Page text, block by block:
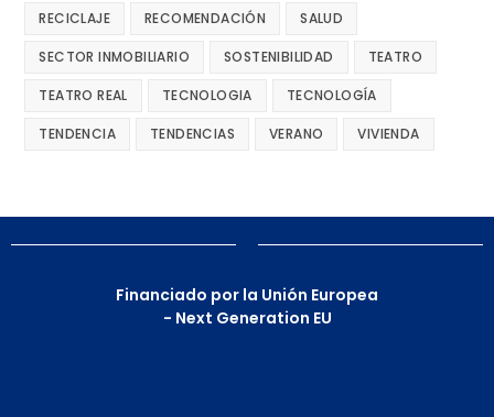
RECICLAJE RECOMENDACIÓN SALUD
SECTOR INMOBILIARIO SOSTENIBILIDAD TEATRO
TEATRO REAL TECNOLOGIA TECNOLOGÍA
TENDENCIA TENDENCIAS VERANO VIVIENDA
Financiado por la Unión Europea
- Next Generation EU